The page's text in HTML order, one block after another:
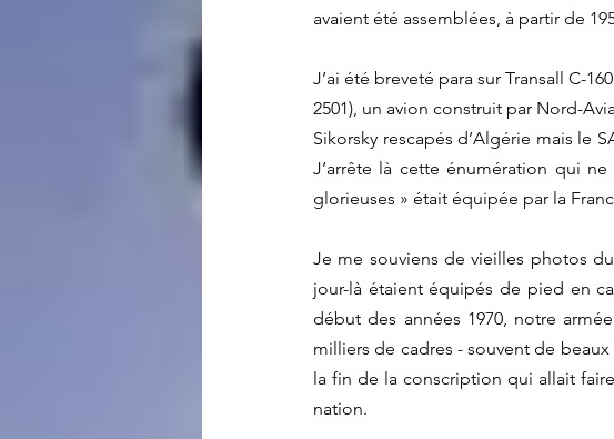
avaient été assemblées, à partir de
J’ai été breveté para sur Transall C-
2501), un avion construit par Nord-
Sikorsky rescapés d’Algérie mais le
J’arrête là cette énumération qui
glorieuses » était équipée par la
Je me souviens de vieilles photos
jour-là étaient équipés de pied en
début des années 1970, notre
milliers de cadres - souvent de beaux
la fin de la conscription qui allait
nation.